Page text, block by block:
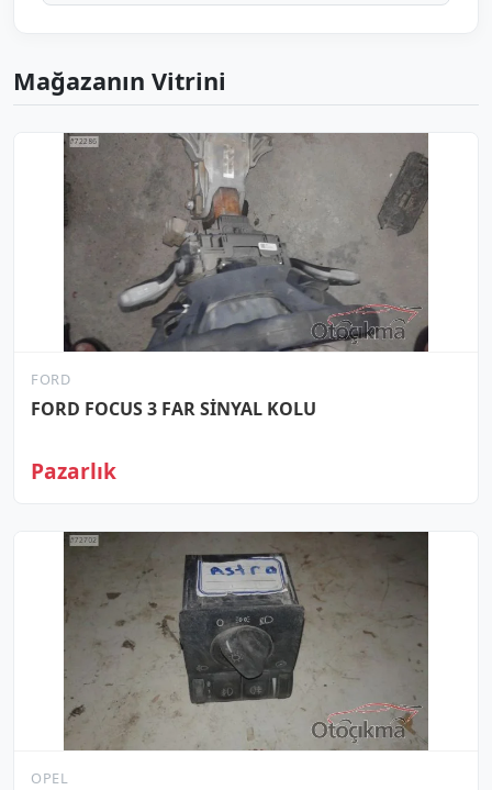
Mağazanın Vitrini
FORD
FORD FOCUS 3 FAR SİNYAL KOLU
Pazarlık
OPEL